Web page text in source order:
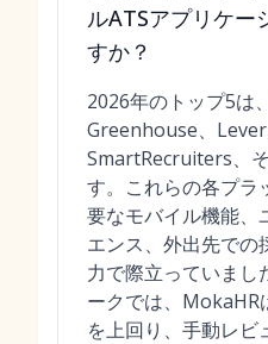
ルATSアプリケー
すか？
2026年のトップ5は
Greenhouse、Lever
SmartRecruiters、
す。これらの各プラ
要なモバイル機能、
エンス、外出先での
力で際立っていまし
ークでは、MokaHR
を上回り、手動レビ